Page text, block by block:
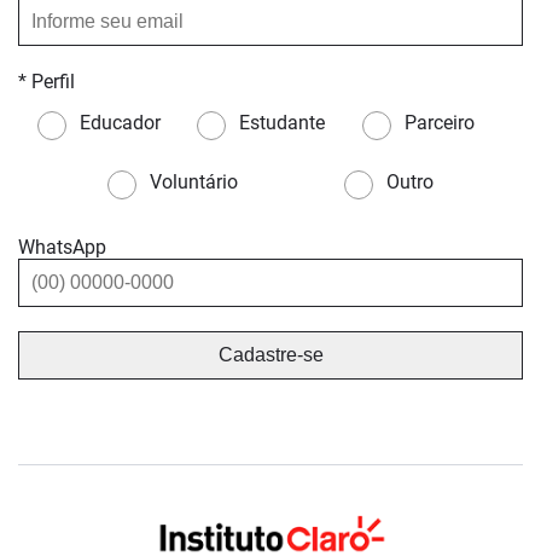
* Perfil
Educador
Estudante Parceiro
Voluntário Outro
WhatsApp